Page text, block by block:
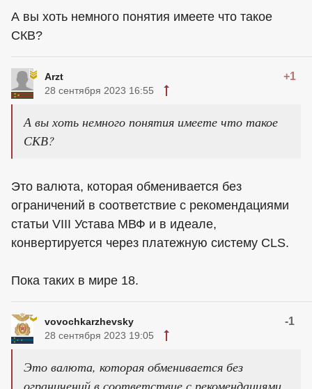
А вы хоть немного понятия имеете что такое
СКВ?
Arzt +1
28 сентября 2023 16:55
А вы хоть немного понятия имеете что такое
СКВ?
Это валюта, которая обменивается без
ограничений в соответствие с рекомендациями
статьи VIII Устава МВФ и в идеале,
конвертируется через платежную систему CLS.
Пока таких в мире 18.
vovochkarzhevsky -1
28 сентября 2023 19:05
Это валюта, которая обменивается без
ограничений в соответствие с рекомендациями